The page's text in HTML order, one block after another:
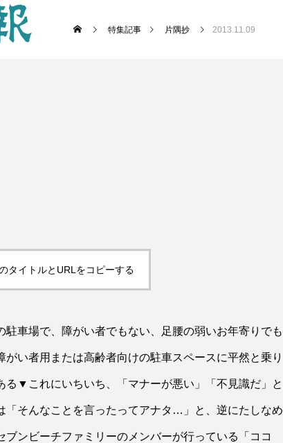
特集記事 片隅抄 2013.11.09
タイトルとURLをコピーする
車場で、障がい者でもない、足腰の弱いお年寄りでも
い者用または高齢者向けの駐車スペースに平然と乗り
る▼これにいちいち、「マナーが悪い」「不見識だ」と
「そんなことを言ったってアナタ…」と、逆にたしなめ
ンビーチファミリーのメンバーが行っている「ココ